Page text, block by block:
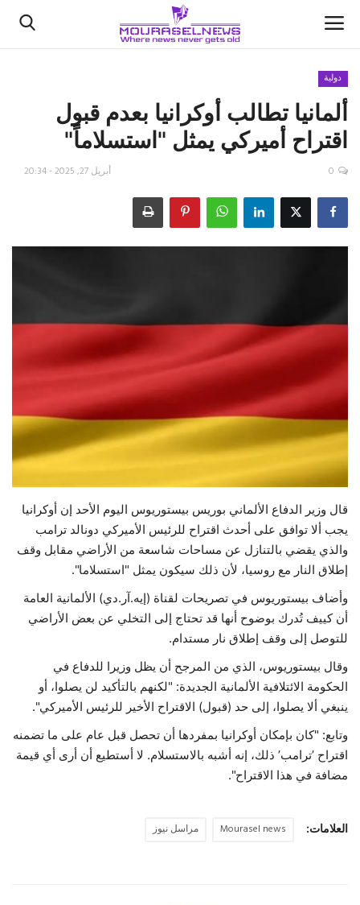
الأخبار
كتّابنا
اقتصاد
رياضة
حياة
دولية
ألمانيا تطالب أوكرانيا بعدم قبول
اقتراح أميركي يمثل "استسلاماً"
أبريل 27, 2025 - 20:34 0
قال وزير الدفاع الألماني بوريس بيستوريوس اليوم الأحد إن أوكرانيا
يجب ألا توافق على أحدث اقتراح للرئيس الأميركي دونالد ترامب
والذي يقضي بالتنازل عن مساحات شاسعة من الأراضي مقابل وقف
إطلاق النار مع روسيا، لأن ذلك سيكون يمثل "استسلاما".
وأضاف بيستوريوس في تصريحات لقناة (إيه.آر.دي) الألمانية العامة
أن كييف تُدرك بوضوح أنها قد تحتاج إلى التخلي عن بعض الأراضي
للتوصل إلى وقف إطلاق نار مستدام.
وقال بيستوريوس، الذي من المرجح أن يظل وزيرا للدفاع في
الحكومة الائتلافية الألمانية الجديدة: "لكنهم بالتأكيد لن يصلوا، أو
ينبغي ألا يصلوا، إلى حد (قبول) الاقتراح الأخير للرئيس الأميركي".
وتابع: "كان بإمكان أوكرانيا بمفردها أن تحصل قبل عام على ما تضمنه
اقتراح ’ترامب’ ذلك، إنه أشبه بالاستسلام. لا أستطيع أن أرى أي قيمة
مضافة في هذا الاقتراح".
العلامات: Mourasel news مراسل نيوز